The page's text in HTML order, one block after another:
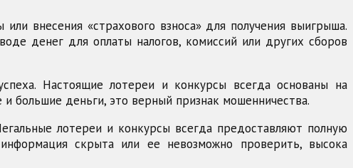
внесения «страхового взноса» для получения выигрыша.
денег для оплаты налогов, комиссий или других сборов
Настоящие лотереи и конкурсы всегда основаны на
большие деньги, это верный признак мошенничества.
лотереи и конкурсы всегда предоставляют полную
скрыта или ее невозможно проверить, высока